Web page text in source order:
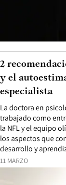
11 MARZO
La doctora en
trabajado como
la NFL y el equipo
los aspectos que
desarrollo y
2
y el
especialista